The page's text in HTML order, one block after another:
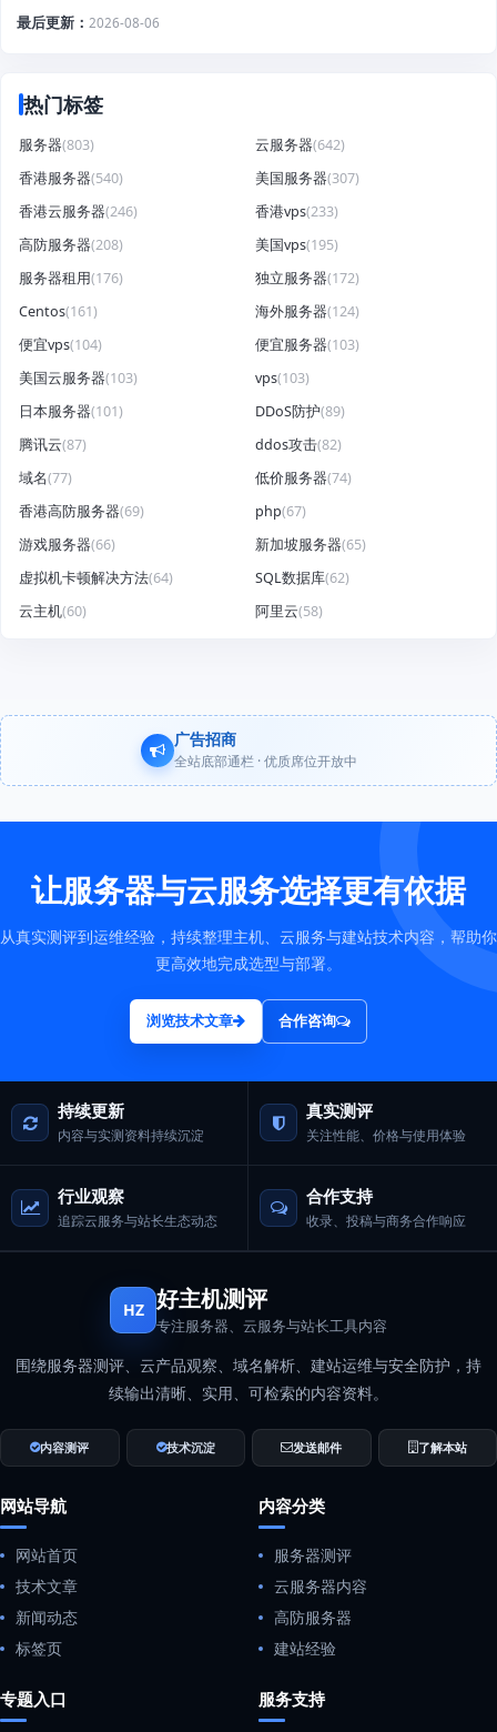
最后更新
2026-08-06
热门标签
服务器(803) 云服务器(642)
香港服务器(540) 美国服务器(307)
香港云服务器(246) 香港vps(233)
高防服务器(208) 美国vps(195)
服务器租用(176) 独立服务器(172)
Centos(161) 海外服务器(124)
便宜vps(104) 便宜服务器(103)
美国云服务器(103) vps(103)
日本服务器(101) DDoS防护(89)
腾讯云(87) ddos攻击(82)
域名(77) 低价服务器(74)
香港高防服务器(69) php(67)
游戏服务器(66) 新加坡服务器(65)
虚拟机卡顿解决方法(64) SQL数据库(62)
云主机(60) 阿里云(58)
广告招商
全站底部通栏 · 优质席位开放中
让服务器与云服务选择更有依据
从真实测评到运维经验，持续整理主机、云服务与建站技术内容，帮助你
更高效地完成选型与部署。
浏览技术文章 合作咨询
持续更新
内容与实测资料持续沉淀
真实测评
关注性能、价格与使用体验
行业观察
追踪云服务与站长生态动态
合作支持
收录、投稿与商务合作响应
HZ 好主机测评
专注服务器、云服务与站长工具内容
围绕服务器测评、云产品观察、域名解析、建站运维与安全防护，持
续输出清晰、实用、可检索的内容资料。
内容测评 技术沉淀 发送邮件 了解本站
网站导航
网站首页
技术文章
新闻动态
标签页
内容分类
服务器测评
云服务器内容
高防服务器
建站经验
专题入口 服务支持